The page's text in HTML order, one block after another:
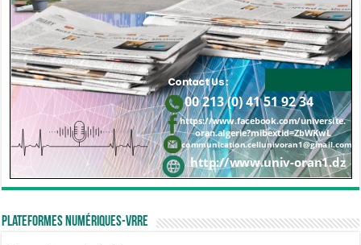
Plateformes numériques-VRRE